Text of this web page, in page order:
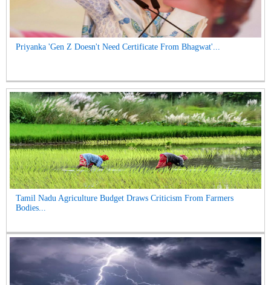
Priyanka 'Gen Z Doesn't Need Certificate From Bhagwat'...
Tamil Nadu Agriculture Budget Draws Criticism From Farmers
Bodies...